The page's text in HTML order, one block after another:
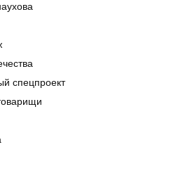
спецпроект